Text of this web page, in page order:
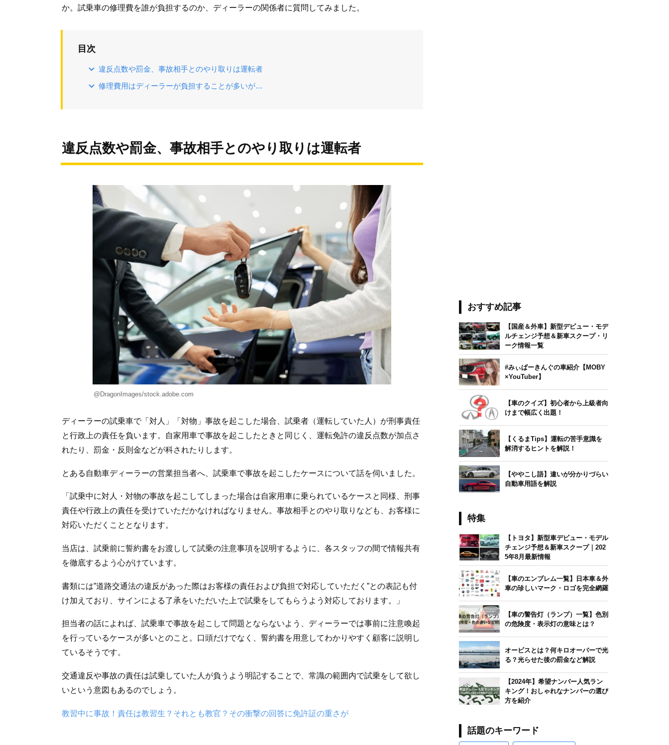
か。試乗車の修理費を誰が負担するのか、ディーラーの関係者に質問してみました。
目次
違反点数や罰金、事故相手とのやり取りは運転者
修理費用はディーラーが負担することが多いが…
違反点数や罰金、事故相手とのやり取りは運転者
@DragonImages/stock.adobe.com
ディーラーの試乗車で「対人」「対物」事故を起こした場合、試乗者（運転していた人）が刑事責任
と行政上の責任を負います。自家用車で事故を起こしたときと同じく、運転免許の違反点数が加点さ
れたり、罰金・反則金などが科されたりします。
とある自動車ディーラーの営業担当者へ、試乗車で事故を起こしたケースについて話を伺いました。
「試乗中に対人・対物の事故を起こしてしまった場合は自家用車に乗られているケースと同様、刑事
責任や行政上の責任を受けていただかなければなりません。事故相手とのやり取りなども、お客様に
対応いただくこととなります。
当店は、試乗前に誓約書をお渡しして試乗の注意事項を説明するように、各スタッフの間で情報共有
を徹底するよう心がけています。
書類には”道路交通法の違反があった際はお客様の責任および負担で対応していただく”との表記も付
け加えており、サインによる了承をいただいた上で試乗をしてもらうよう対応しております。」
担当者の話によれば、試乗車で事故を起こして問題とならないよう、ディーラーでは事前に注意喚起
を行っているケースが多いとのこと。口頭だけでなく、誓約書を用意してわかりやすく顧客に説明し
ているそうです。
交通違反や事故の責任は試乗していた人が負うよう明記することで、常識の範囲内で試乗をして欲し
いという意図もあるのでしょう。
教習中に事故！責任は教習生？それとも教官？その衝撃の回答に免許証の重さが
おすすめ記事
【国産＆外車】新型デビュー・モデ
ルチェンジ予想＆新車スクープ・リ
ーク情報一覧
#みぃぱーきんぐの車紹介【MOBY
×YouTuber】
【車のクイズ】初心者から上級者向
けまで幅広く出題！
【くるまTips】運転の苦手意識を
解消するヒントを解説！
【ややこし語】違いが分かりづらい
自動車用語を解説
特集
【トヨタ】新型車デビュー・モデル
チェンジ予想＆新車スクープ｜202
5年8月最新情報
【車のエンブレム一覧】日本車＆外
車の珍しいマーク・ロゴを完全網羅
【車の警告灯（ランプ）一覧】色別
の危険度・表示灯の意味とは？
オービスとは？何キロオーバーで光
る？光らせた後の罰金など解説
【2024年】希望ナンバー人気ラン
キング！おしゃれなナンバーの選び
方を紹介
話題のキーワード